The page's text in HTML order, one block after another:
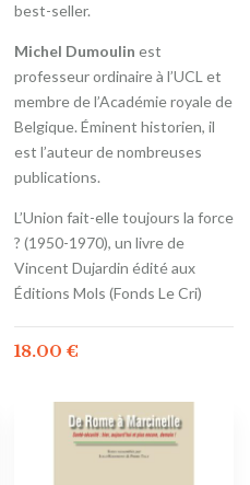
best-seller.
Michel Dumoulin est
professeur ordinaire à l’UCL et
membre de l’Académie royale de
Belgique. Éminent historien, il
est l’auteur de nombreuses
publications.
L’Union fait-elle toujours la force
? (1950-1970), un livre de
Vincent Dujardin édité aux
Éditions Mols (Fonds Le Cri)
18.00 €